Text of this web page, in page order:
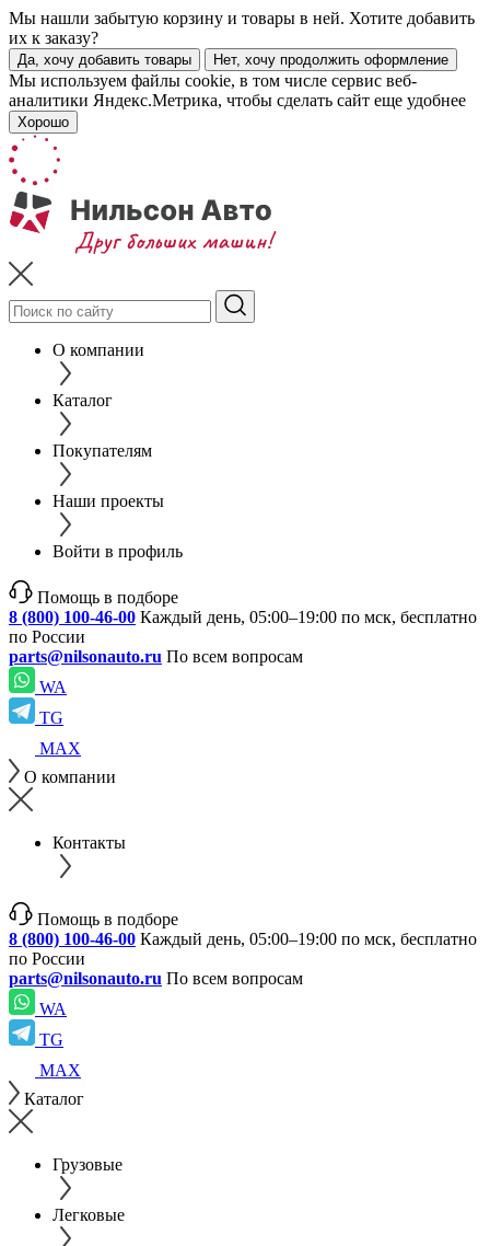
Мы нашли забытую корзину и товары в ней. Хотите добавить
их к заказу?
Да, хочу добавить товары Нет, хочу продолжить оформление
Мы используем файлы cookie, в том числе сервис веб-
аналитики Яндекс.Метрика, чтобы сделать сайт еще удобнее
Хорошо
О компании
Каталог
Покупателям
Наши проекты
Войти в профиль
Помощь в подборе
8 (800) 100-46-00 Каждый день, 05:00–19:00 по мск, бесплатно
по России
parts@nilsonauto.ru По всем вопросам
WA
TG
MAX
О компании
Контакты
Помощь в подборе
8 (800) 100-46-00 Каждый день, 05:00–19:00 по мск, бесплатно
по России
parts@nilsonauto.ru По всем вопросам
WA
TG
MAX
Каталог
Грузовые
Легковые